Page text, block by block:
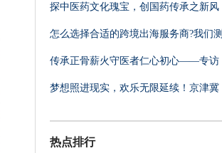
探中医药文化瑰宝，创国药传承之新风
怎么选择合适的跨境出海服务商?我们测
传承正骨薪火守医者仁心初心——专访
梦想照进现实，欢乐无限延续！京津冀
热点排行